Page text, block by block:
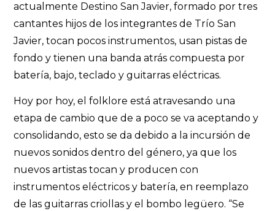
actualmente Destino San Javier, formado por tres
cantantes hijos de los integrantes de Trío San
Javier, tocan pocos instrumentos, usan pistas de
fondo y tienen una banda atrás compuesta por
batería, bajo, teclado y guitarras eléctricas.
Hoy por hoy, el folklore está atravesando una
etapa de cambio que de a poco se va aceptando y
consolidando, esto se da debido a la incursión de
nuevos sonidos dentro del género, ya que los
nuevos artistas tocan y producen con
instrumentos eléctricos y batería, en reemplazo
de las guitarras criollas y el bombo legüero. “Se